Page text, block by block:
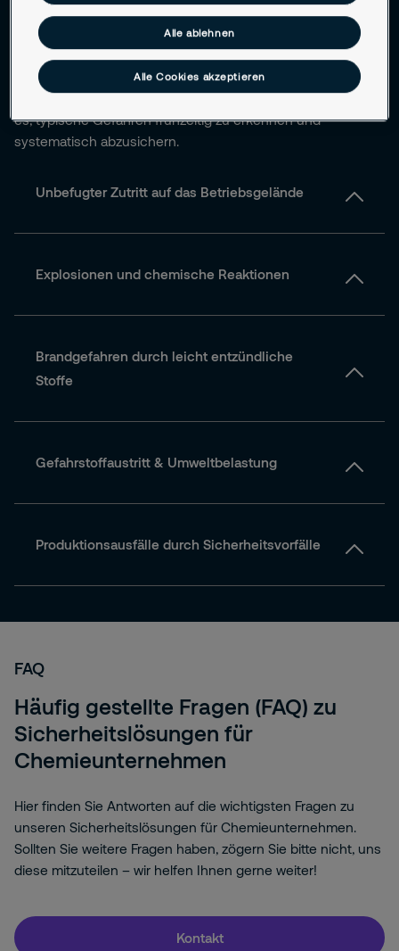
äußere Gefahren wie Sabotage oder unbefugtes
Eindringen. Hinzu kommen Risiken für Umwelt, Personal und
Bevölkerung. Ohne ein integriertes Sicherheitskonzept
können kleine Lücken schnell gravierende Folgen haben –
wirtschaftlich, rechtlich und menschlich. Umso wichtiger ist
es, typische Gefahren frühzeitig zu erkennen und
systematisch abzusichern.
Unbefugter Zutritt auf das Betriebsgelände
Explosionen und chemische Reaktionen
Brandgefahren durch leicht entzündliche
Stoffe
Gefahrstoffaustritt & Umweltbelastung
Produktionsausfälle durch Sicherheitsvorfälle
FAQ
Häufig gestellte Fragen (FAQ) zu
Sicherheitslösungen für
Chemieunternehmen
Hier finden Sie Antworten auf die wichtigsten Fragen zu
unseren Sicherheitslösungen für Chemieunternehmen.
Sollten Sie weitere Fragen haben, zögern Sie bitte nicht, uns
diese mitzuteilen – wir helfen Ihnen gerne weiter!
Kontakt
Alle ablehnen
Alle Cookies akzeptieren